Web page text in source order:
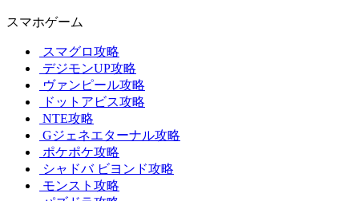
スマホゲーム
スマグロ攻略
デジモンUP攻略
ヴァンピール攻略
ドットアビス攻略
NTE攻略
Gジェネエターナル攻略
ポケポケ攻略
シャドバ ビヨンド攻略
モンスト攻略